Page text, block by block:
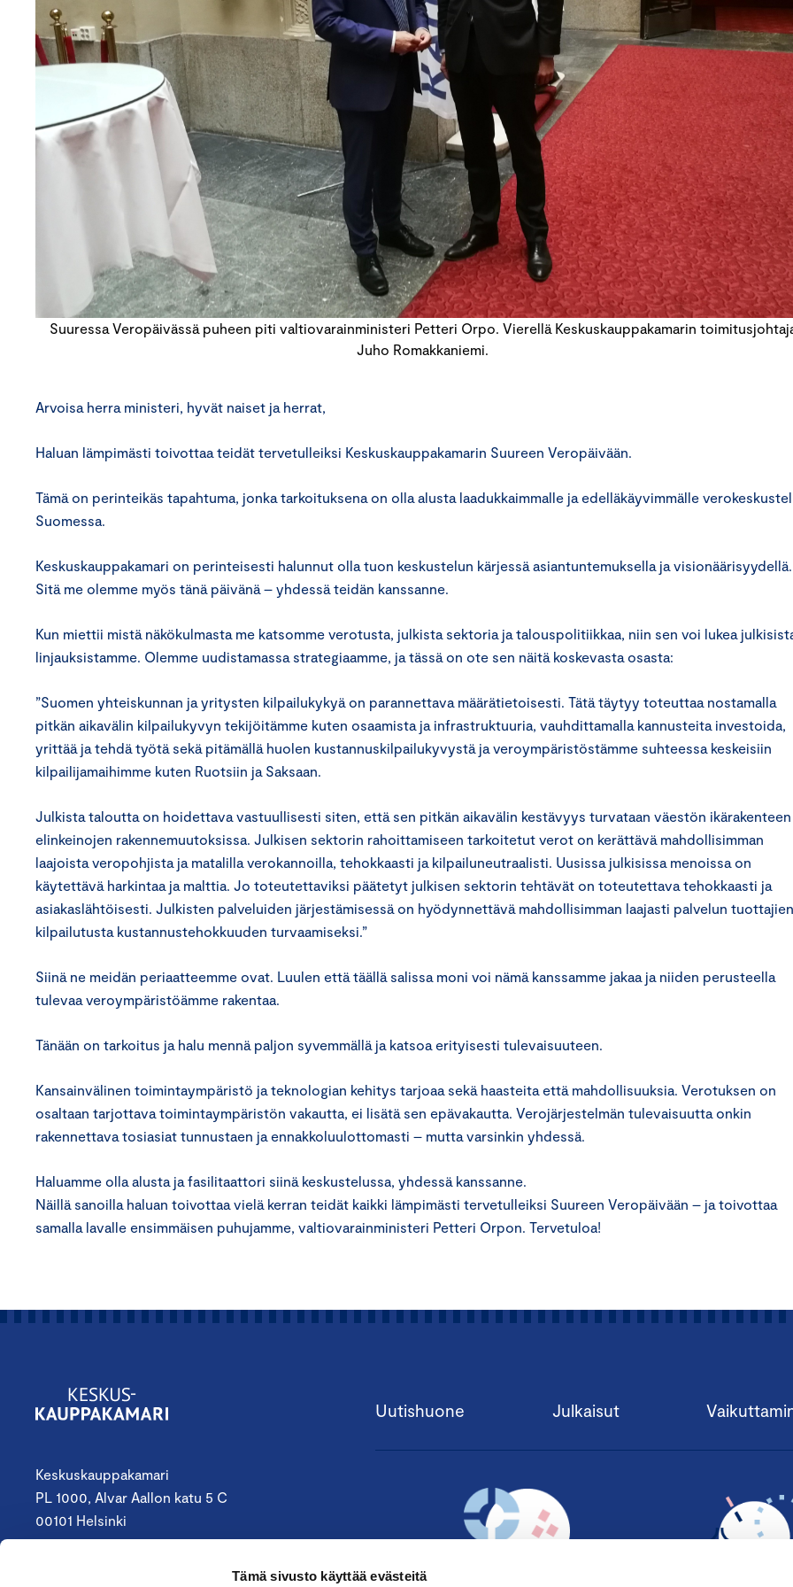
Tämä sivusto käyttää evästeitä
Suuressa Veropäivässä puheen piti valtiovarainministeri Petteri Orpo. Vierellä Keskuskauppakamarin
Juho Romakkaniemi.
Arvoisa herra ministeri, hyvät naiset ja herrat,
Haluan lämpimästi toivottaa teidät tervetulleiksi Keskuskauppakamarin Suureen Veropäivään.
Tämä on perinteikäs tapahtuma, jonka tarkoituksena on olla alusta laadukkaimmalle ja edelläkäyvimmälle
Suomessa.
Keskuskauppakamari on perinteisesti halunnut olla tuon keskustelun kärjessä asiantuntemuksella ja visionäärisyydellä.
Sitä me olemme myös tänä päivänä – yhdessä teidän kanssanne.
Kun miettii mistä näkökulmasta me katsomme verotusta, julkista sektoria ja talouspolitiikkaa, niin sen voi lukea
linjauksistamme. Olemme uudistamassa strategiaamme, ja tässä on ote sen näitä koskevasta osasta:
”Suomen yhteiskunnan ja yritysten kilpailukykyä on parannettava määrätietoisesti. Tätä täytyy toteuttaa nostamalla
pitkän aikavälin kilpailukyvyn tekijöitämme kuten osaamista ja infrastruktuuria, vauhdittamalla kannusteita investoida,
yrittää ja tehdä työtä sekä pitämällä huolen kustannuskilpailukyvystä ja veroympäristöstämme suhteessa keskeisiin
kilpailijamaihimme kuten Ruotsiin ja Saksaan.
Julkista taloutta on hoidettava vastuullisesti siten, että sen pitkän aikavälin kestävyys turvataan väestön ikärakenteen
elinkeinojen rakennemuutoksissa. Julkisen sektorin rahoittamiseen tarkoitetut verot on kerättävä mahdollisimman
laajoista veropohjista ja matalilla verokannoilla, tehokkaasti ja kilpailuneutraalisti. Uusissa julkisissa menoissa on
käytettävä harkintaa ja malttia. Jo toteutettaviksi päätetyt julkisen sektorin tehtävät on toteutettava tehokkaasti ja
asiakaslähtöisesti. Julkisten palveluiden järjestämisessä on hyödynnettävä mahdollisimman laajasti palvelun tuottajien
kilpailutusta kustannustehokkuuden turvaamiseksi.”
Siinä ne meidän periaatteemme ovat. Luulen että täällä salissa moni voi nämä kanssamme jakaa ja niiden perusteella
tulevaa veroympäristöämme rakentaa.
Tänään on tarkoitus ja halu mennä paljon syvemmällä ja katsoa erityisesti tulevaisuuteen.
Kansainvälinen toimintaympäristö ja teknologian kehitys tarjoaa sekä haasteita että mahdollisuuksia. Verotuksen on
osaltaan tarjottava toimintaympäristön vakautta, ei lisätä sen epävakautta. Verojärjestelmän tulevaisuutta onkin
rakennettava tosiasiat tunnustaen ja ennakkoluulottomasti – mutta varsinkin yhdessä.
Haluamme olla alusta ja fasilitaattori siinä keskustelussa, yhdessä kanssanne.
Näillä sanoilla haluan toivottaa vielä kerran teidät kaikki lämpimästi tervetulleiksi Suureen Veropäivään – ja toivottaa
samalla lavalle ensimmäisen puhujamme, valtiovarainministeri Petteri Orpon. Tervetuloa!
Keskuskauppakamari
PL 1000, Alvar Aallon katu 5 C
00101 Helsinki
keskuskauppakamari@chamber.fi
Uutishuone Julkaisut